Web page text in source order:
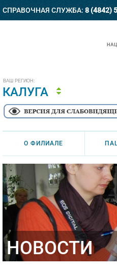
СПРАВОЧНАЯ СЛУЖБА: 8 (4842)
ВАШ РЕГИОН:
КАЛУГА
О ФИЛИАЛЕ
НОВОСТИ